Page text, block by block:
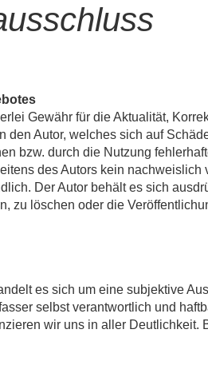
Gewähr für die Aktualität,
den Autor, welches sich auf
bzw. durch die Nutzung
des Autors kein
Der Autor behält es sich
zu löschen oder die
es sich um eine subjektive
selbst verantwortlich und
wir uns in aller Deutlichkeit.